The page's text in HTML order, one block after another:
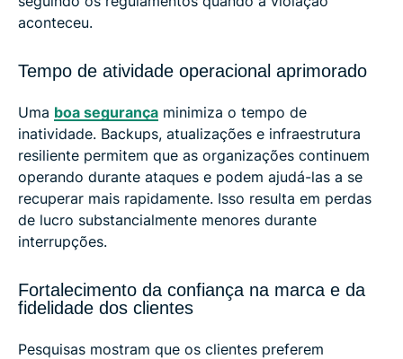
aconteceu.
Tempo de atividade operacional aprimorado
Uma boa segurança minimiza o tempo de
inatividade. Backups, atualizações e infraestrutura
resiliente permitem que as organizações continuem
operando durante ataques e podem ajudá-las a se
recuperar mais rapidamente. Isso resulta em perdas
de lucro substancialmente menores durante
interrupções.
Fortalecimento da confiança na marca e da
fidelidade dos clientes
Pesquisas mostram que os clientes preferem